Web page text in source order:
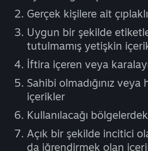
Gerçek kişilere ait
Uygun bir şekilde
tutulmamış yetişkin
İftira içeren veya
Sahibi olmadığınız veya
içerikler
Kullanılacağı
Açık bir şekilde incitici
da iğrendirmek olan